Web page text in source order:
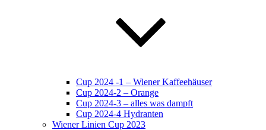
Cup 2024 -1 – Wiener Kaffeehäuser
Cup 2024-2 – Orange
Cup 2024-3 – alles was dampft
Cup 2024-4 Hydranten
Wiener Linien Cup 2023